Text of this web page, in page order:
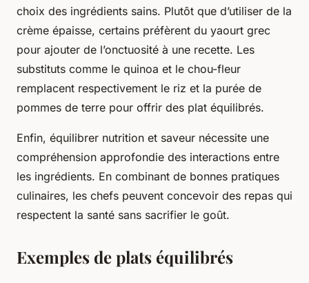
choix des ingrédients sains. Plutôt que d’utiliser de la
crème épaisse, certains préfèrent du yaourt grec
pour ajouter de l’onctuosité à une recette. Les
substituts comme le quinoa et le chou-fleur
remplacent respectivement le riz et la purée de
pommes de terre pour offrir des plat équilibrés.
Enfin, équilibrer nutrition et saveur nécessite une
compréhension approfondie des interactions entre
les ingrédients. En combinant de bonnes pratiques
culinaires, les chefs peuvent concevoir des repas qui
respectent la santé sans sacrifier le goût.
Exemples de plats équilibrés